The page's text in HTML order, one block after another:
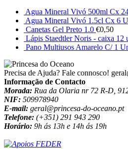
Agua Mineral Vivó 500ml Cx
Agua Mineral Vivó 1.5cl Cx 6
Canetas Gel Preto 1.0 €0,50
Lápis Staedtler Noris - caixa 12
Pano Multiusos Amarelo C/ 1
Precisa de Ajuda? Fale connosco!
Informação de Contacto
Morada: Rua da Olaria nr 72 R-D,
NIF: 509978940
E-mail: geral@princesa-do-oceano.pt
Telefone: (+351) 291 943 290
Horário: 9h ás 13h e 14h ás 19h